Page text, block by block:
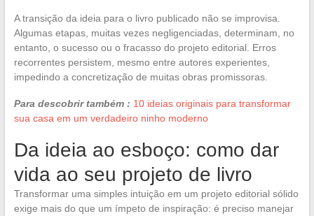
A transição da ideia para o livro publicado não se improvisa.
Algumas etapas, muitas vezes negligenciadas, determinam, no
entanto, o sucesso ou o fracasso do projeto editorial. Erros
recorrentes persistem, mesmo entre autores experientes,
impedindo a concretização de muitas obras promissoras.
Para descobrir também : 10 ideias originais para transformar
sua casa em um verdadeiro ninho moderno
Da ideia ao esboço: como dar
vida ao seu projeto de livro
Transformar uma simples intuição em um projeto editorial sólido
exige mais do que um ímpeto de inspiração: é preciso manejar